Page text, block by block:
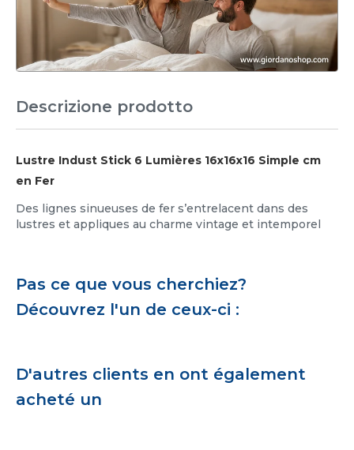
Descrizione prodotto
Lustre Indust Stick 6 Lumières 16x16x16 Simple cm
en Fer
Des lignes sinueuses de fer s’entrelacent dans des
lustres et appliques au charme vintage et intemporel
Pas ce que vous cherchiez?
Découvrez l'un de ceux-ci :
D'autres clients en ont également
acheté un